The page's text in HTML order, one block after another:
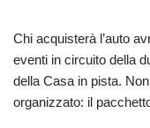
Chi acquisterà l’auto
eventi in circuito della
della Casa in pista.
organizzato: il